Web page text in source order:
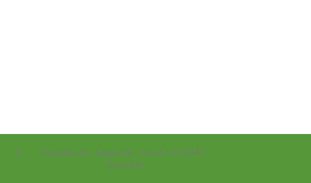
Expediente - Segunda - Sexta / 9:00AM -
18:00PM